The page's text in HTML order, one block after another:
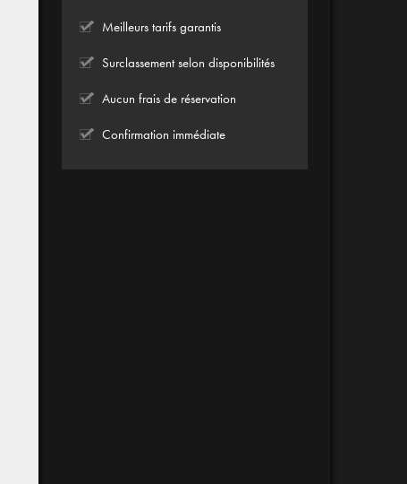
Meilleurs tarifs garantis
Surclassement selon disponibilités
Aucun frais de réservation
Confirmation immédiate